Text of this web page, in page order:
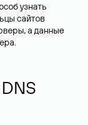
узнать
сайтов
а данные